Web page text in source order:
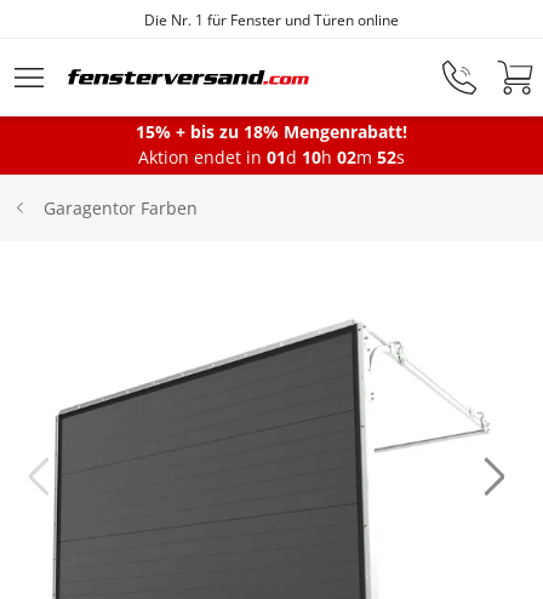
Zum Hauptinhalt springen
Die Nr. 1 für Fenster und Türen online
Montageservice
Terrassentüren
15% + bis zu 18% Mengenrabatt!
Aktion endet in 01d 10h 02m 51s
Garagentor Farben